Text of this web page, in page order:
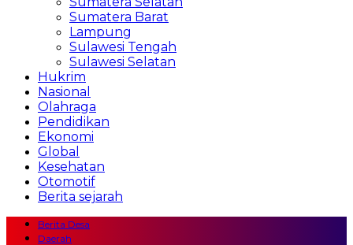
Sumatera Barat
Lampung
Sulawesi Tengah
Sulawesi Selatan
Hukrim
Nasional
Olahraga
Pendidikan
Ekonomi
Global
Kesehatan
Otomotif
Berita sejarah
Berita Desa
Daerah